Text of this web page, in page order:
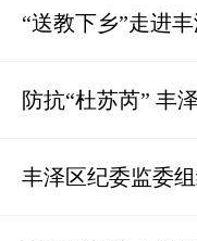
“送教下乡”走进
防抗“杜苏芮” 丰
丰泽区纪委监委